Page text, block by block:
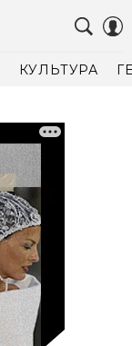
КУЛЬТУРА